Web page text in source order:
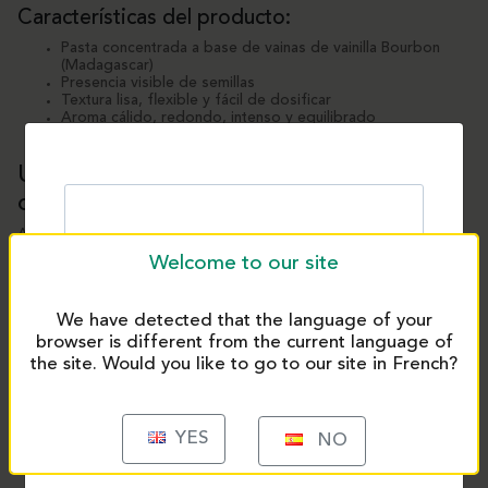
Características del producto:
Pasta concentrada a base de vainas de vainilla Bourbon
(Madagascar)
Presencia visible de semillas
Textura lisa, flexible y fácil de dosificar
Aroma cálido, redondo, intenso y equilibrado
Un ingrediente técnico pensado para los
oficios del gusto
A diferencia de las vainas enteras, la pasta de vainilla ofrece una
solución lista para usar, sin preparación previa ni infusión, con una
perfecta estabilidad en el tiempo. Se adapta a múltiples tipos de
Ventajas técnicas:
Integración homogénea en todo tipo de recetas
Estabilidad durante cocción, congelación y pasteurización
Ahorro de tiempo en producción
Usos versátiles con la misma intensidad
Welcome to our site
We have detected that the language of your
browser is different from the current language of
the site. Would you like to go to our site in French?
YES NO